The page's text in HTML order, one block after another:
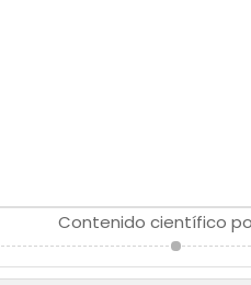
Contenido científico